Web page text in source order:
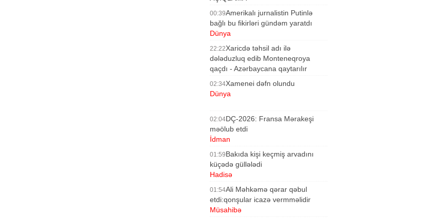
00:39Amerikalı jurnalistin Putinlə
bağlı bu fikirləri gündəm yaratdı
Dünya
22:22Xaricdə təhsil adı ilə
dələduzluq edib Monteneqroya
qaçdı - Azərbaycana qaytarılır
02:34Xamenei dəfn olundu
Dünya
02:04DÇ-2026: Fransa Mərakeşi
məölub etdi
İdman
01:59Bakıda kişi keçmiş arvadını
küçədə güllələdi
Hadisə
01:54Ali Məhkəmə qərar qəbul
etdi:qonşular icazə vermməlidir
Müsahibə